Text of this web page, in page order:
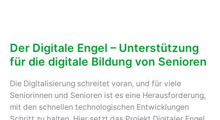
Der Digitale Engel – Unterstützung
für die digitale Bildung von Senioren
Die Digitalisierung schreitet voran, und für viele
Seniorinnen und Senioren ist es eine Herausforderung,
mit den schnellen technologischen Entwicklungen